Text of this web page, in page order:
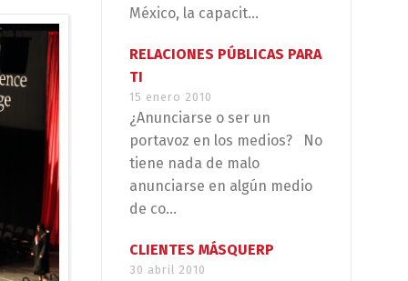
México, la capacit...
RELACIONES PÚBLICAS PARA
TI
15 enero 2010
¿Anunciarse o ser un
portavoz en los medios? No
tiene nada de malo
anunciarse en algún medio
de co...
CLIENTES MÁSQUERP
30 abril 2010